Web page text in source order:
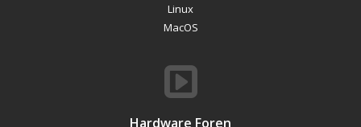
Linux
MacOS
Hardware Foren